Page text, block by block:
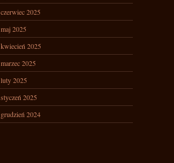
czerwiec 2025
maj 2025
kwiecień 2025
marzec 2025
luty 2025
styczeń 2025
grudzień 2024